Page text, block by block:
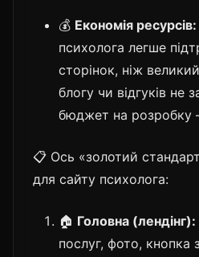
💰 Економія ресурсів:
психолога легше
сторінок, ніж
блогу чи відгуків не
бюджет на розробку
📋 Ось «золотий
для сайту психолога:
🏠 Головна (лендінг):
послуг, фото, кнопка